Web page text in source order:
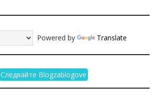
Powered by Translate
Следвайте Blogzablogove